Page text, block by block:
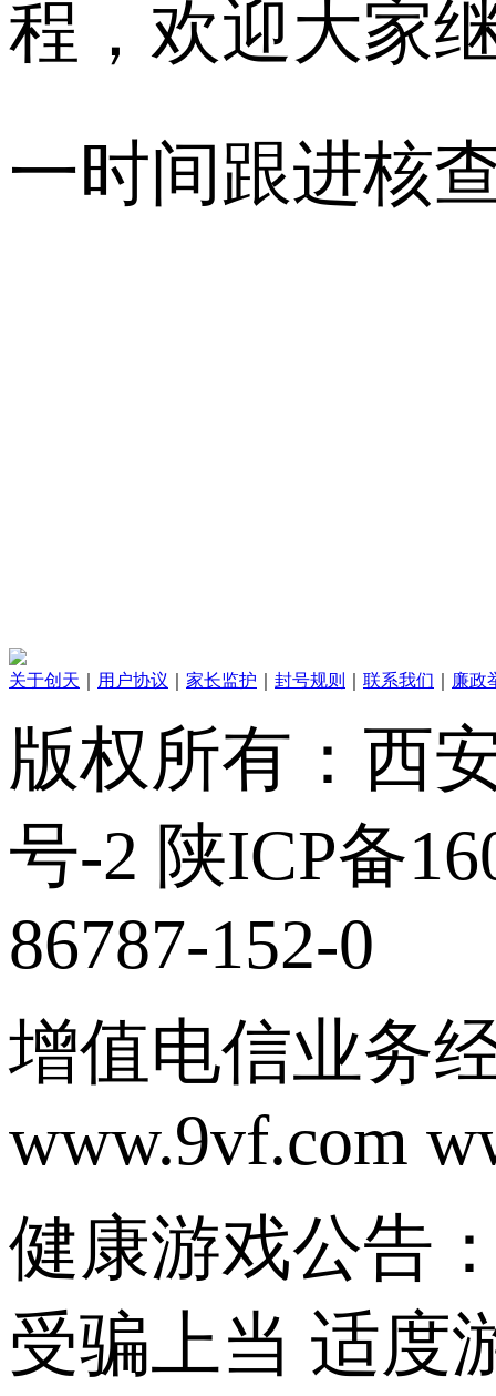
程，欢迎大家
一时间跟进核
关于创天 用户协议 家长监护 封号规则 联系我们 廉政
版权所有：西
号-2 陕ICP备
86787-152-0
增值电信业务
www.9vf.com
健康游戏公告
受骗上当 适度